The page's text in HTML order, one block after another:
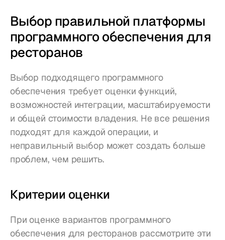
Выбор правильной платформы
программного обеспечения для
ресторанов
Выбор подходящего программного
обеспечения требует оценки функций,
возможностей интеграции, масштабируемости
и общей стоимости владения. Не все решения
подходят для каждой операции, и
неправильный выбор может создать больше
проблем, чем решить.
Критерии оценки
При оценке вариантов программного
обеспечения для ресторанов рассмотрите эти